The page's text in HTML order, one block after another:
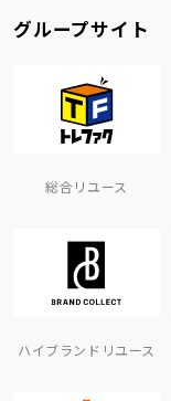
グループサイト
総合リユース
ハイブランドリユース